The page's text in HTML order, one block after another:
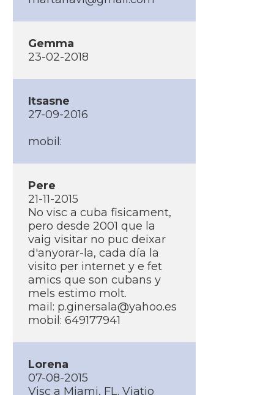
Gemma
23-02-2018
Itsasne
27-09-2016
mobil:
Pere
21-11-2015
No visc a cuba fisicament,
pero desde 2001 que la
vaig visitar no puc deixar
d'anyorar-la, cada dí­a la
visito per internet y e fet
amics que son cubans y
mels estimo molt.
mail: p.ginersala@yahoo.es
mobil: 649177941
Lorena
07-08-2015
Visc a Miami, FL. Viatjo